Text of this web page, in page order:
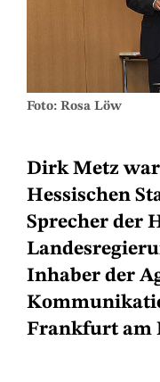
Foto: Rosa Löw
Dirk Metz
Hessischen
Sprecher der
Inhaber der
Frankfurt am